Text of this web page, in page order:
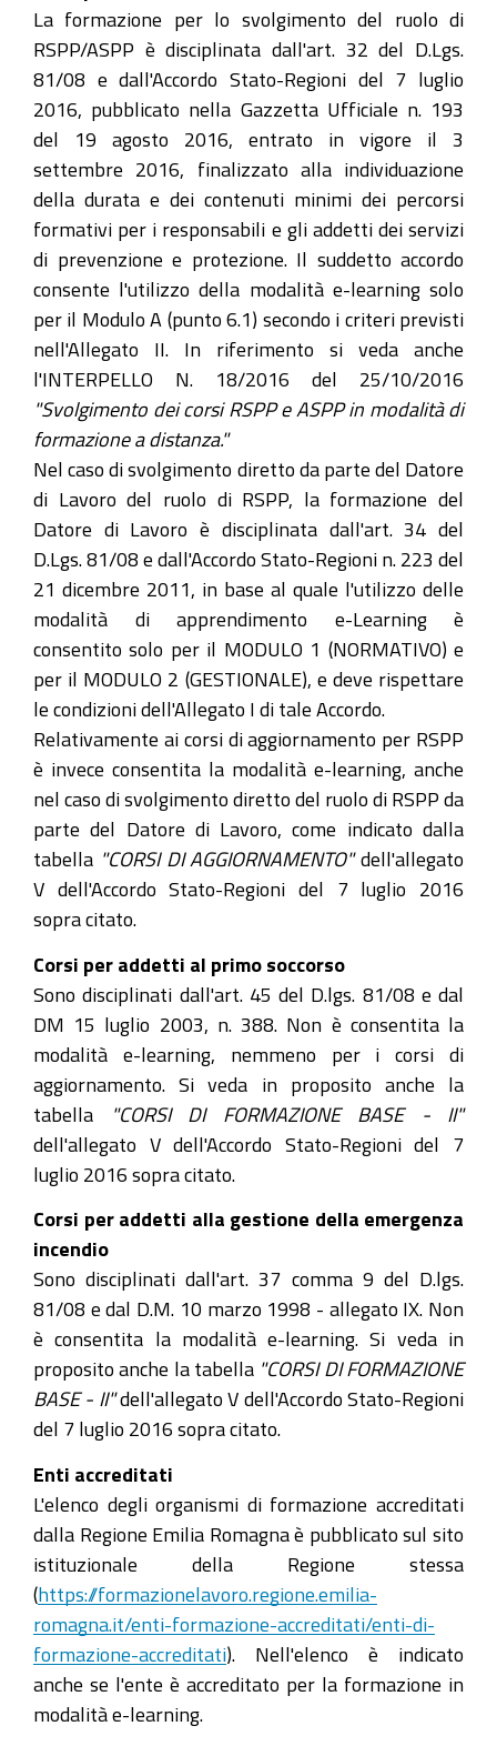
La formazione per lo svolgimento del ruolo di
RSPP/ASPP è disciplinata dall'art. 32 del D.Lgs.
81/08 e dall'Accordo Stato-Regioni del 7 luglio
2016, pubblicato nella Gazzetta Ufficiale n. 193
del 19 agosto 2016, entrato in vigore il 3
settembre 2016, finalizzato alla individuazione
della durata e dei contenuti minimi dei percorsi
formativi per i responsabili e gli addetti dei servizi
di prevenzione e protezione. Il suddetto accordo
consente l'utilizzo della modalità e-learning solo
per il Modulo A (punto 6.1) secondo i criteri previsti
nell'Allegato II. In riferimento si veda anche
l'INTERPELLO N. 18/2016 del 25/10/2016
"Svolgimento dei corsi RSPP e ASPP in modalità di
formazione a distanza."
Nel caso di svolgimento diretto da parte del Datore
di Lavoro del ruolo di RSPP, la formazione del
Datore di Lavoro è disciplinata dall'art. 34 del
D.Lgs. 81/08 e dall'Accordo Stato-Regioni n. 223 del
21 dicembre 2011, in base al quale l'utilizzo delle
modalità di apprendimento e-Learning è
consentito solo per il MODULO 1 (NORMATIVO) e
per il MODULO 2 (GESTIONALE), e deve rispettare
le condizioni dell'Allegato I di tale Accordo.
Relativamente ai corsi di aggiornamento per RSPP
è invece consentita la modalità e-learning, anche
nel caso di svolgimento diretto del ruolo di RSPP da
parte del Datore di Lavoro, come indicato dalla
tabella "CORSI DI AGGIORNAMENTO"dell'allegato
V dell'Accordo Stato-Regioni del 7 luglio 2016
sopra citato.
Corsi per addetti al primo soccorso
Sono disciplinati dall'art. 45 del D.lgs. 81/08 e dal
DM 15 luglio 2003, n. 388. Non è consentita la
modalità e-learning, nemmeno per i corsi di
aggiornamento. Si veda in proposito anche la
tabella
"CORSI DI FORMAZIONE BASE - II"
dell'allegato V dell'Accordo Stato-Regioni del 7
luglio 2016 sopra citato.
Corsi per addetti alla gestione della emergenza
incendio
Sono disciplinati dall'art. 37 comma 9 del D.lgs.
81/08 e dal D.M. 10 marzo 1998 - allegato IX. Non
è consentita la modalità e-learning. Si veda in
proposito anche la tabella "CORSI DI FORMAZIONE
BASE - II"dell'allegato V dell'Accordo Stato-Regioni
del 7 luglio 2016 sopra citato.
Enti accreditati
L'elenco degli organismi di formazione accreditati
dalla Regione Emilia Romagna è pubblicato sul sito
istituzionale della Regione stessa
(https://formazionelavoro.regione.emilia-
romagna.it/enti-formazione-accreditati/enti-di-
formazione-accreditati). Nell'elenco è indicato
anche se l'ente è accreditato per la formazione in
modalità e-learning.